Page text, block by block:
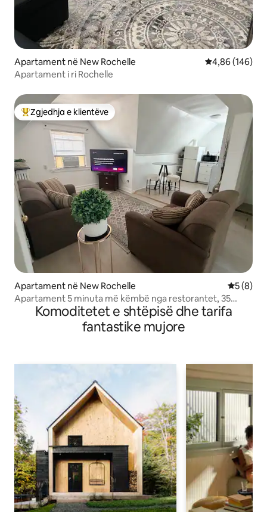
Apartament në New Rochelle Vlerësimi
4,86 (146)
Apartament i ri Rochelle
Më të mirat e zgjedhjeve të klientëve
Zgjedhja e klientëve
Apartament në New Rochelle
5 (8)
Apartament 5 minuta më këmbë nga restorantet, 35
minuta nga NYC
Komoditetet e shtëpisë dhe tarifa
fantastike mujore